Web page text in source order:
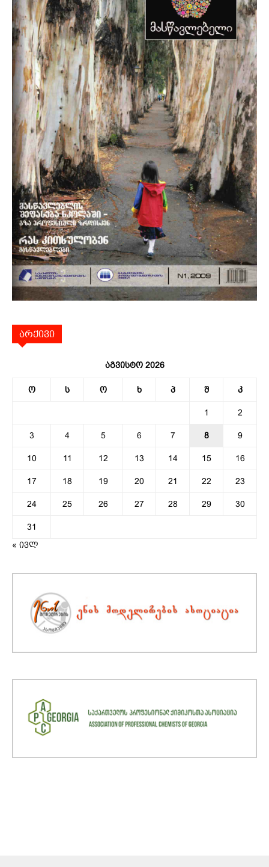
არქივი
აგვისტო 2026
ო ს ო ხ პ შ კ
1 2
3 4 5 6 7 8 9
10 11 12 13 14 15 16
17 18 19 20 21 22 23
24 25 26 27 28 29 30
31
« ივლ